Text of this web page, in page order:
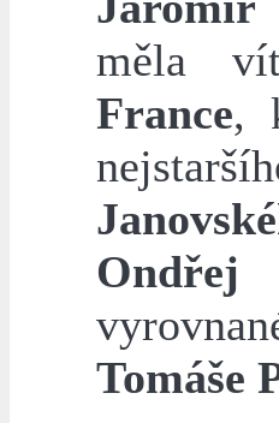
měla
France,
Ondřej
Tomáše